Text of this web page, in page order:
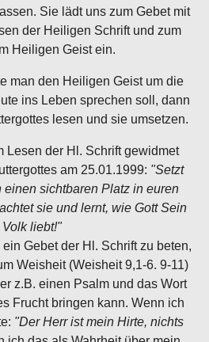
Sie lädt uns zum Gebet mit
der Heiligen Schrift und zum
Heiligen Geist ein.
man den Heiligen Geist um die
ins Leben sprechen soll, dann
lesen und sie umsetzen.
Lesen der Hl. Schrift gewidmet
am 25.01.1999: "Setzt
sichtbaren Platz in euren
sie und lernt, wie Gott Sein
Volk liebt!"
Gebet der Hl. Schrift zu beten,
Weisheit (Weisheit 9,1-6. 9-11)
z.B. einen Psalm und das Wort
Frucht bringen kann. Wenn ich
"Der Herr ist mein Hirte, nichts